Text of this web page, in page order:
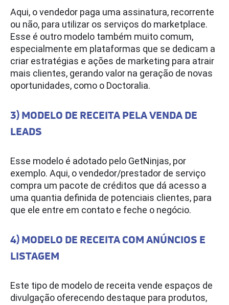
Aqui, o vendedor paga uma assinatura, recorrente
ou não, para utilizar os serviços do marketplace.
Esse é outro modelo também muito comum,
especialmente em plataformas que se dedicam a
criar estratégias e ações de marketing para atrair
mais clientes, gerando valor na geração de novas
oportunidades, como o Doctoralia.
3) MODELO DE RECEITA PELA VENDA DE
LEADS
Esse modelo é adotado pelo GetNinjas, por
exemplo. Aqui, o vendedor/prestador de serviço
compra um pacote de créditos que dá acesso a
uma quantia definida de potenciais clientes, para
que ele entre em contato e feche o negócio.
4) MODELO DE RECEITA COM ANÚNCIOS E
LISTAGEM
Este tipo de modelo de receita vende espaços de
divulgação oferecendo destaque para produtos,